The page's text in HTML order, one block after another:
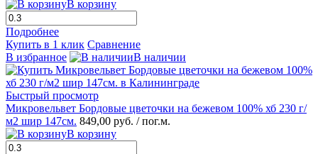
В корзину
Подробнее
Купить в 1 клик Сравнение
В избранное
В наличии
Быстрый просмотр
Микровельвет Бордовые цветочки на бежевом 100% хб 230 г/
м2 шир 147см. 849,00 руб. / пог.м.
В корзину